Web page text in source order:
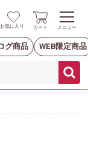
お気に入り カート メニュー
グ商品 WEB限定商品